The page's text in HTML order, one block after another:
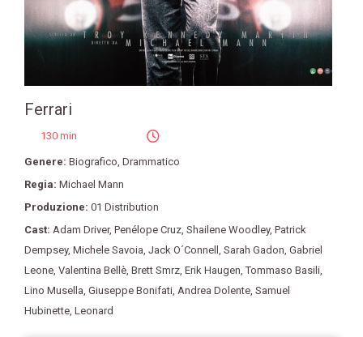
Ferrari
130 min
Genere: Biografico Drammatico
Regia: Michael Mann
Produzione: 01 Distribution
Cast: Adam Driver, Penélope Cruz Shailene Woodley, Patrick
Dempsey, Michele Savoia Jack O´Connell Sarah Gadon Gabriel
Leone Valentina Bellè Brett Smrz Erik Haugen ,Tommaso Basili
Lino Musella Giuseppe Bonifati Andrea Dolente Samuel
Hubinette Leonard